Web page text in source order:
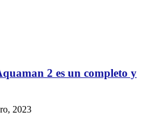
2 es un completo y
2023